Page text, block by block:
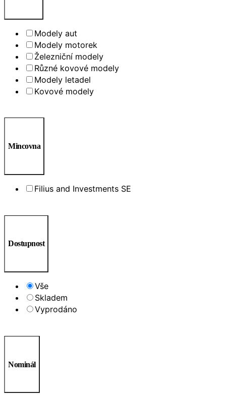
Modely aut
Modely motorek
Železniční modely
Různé kovové modely
Modely letadel
Kovové modely
Mincovna
Filius and Investments SE
Dostupnost
Vše
Skladem
Vyprodáno
Nominál